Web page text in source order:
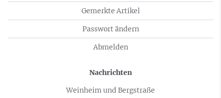
Gemerkte Artikel
Passwort ändern
Abmelden
Nachrichten
Weinheim und Bergstraße